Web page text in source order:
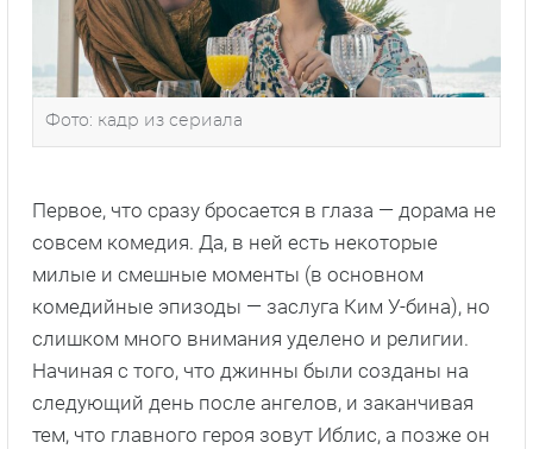
Фото: кадр из сериала
Первое, что сразу бросается в глаза — дорама не
совсем комедия. Да, в ней есть некоторые
милые и смешные моменты (в основном
комедийные эпизоды — заслуга Ким У-бина), но
слишком много внимания уделено и религии.
Начиная с того, что джинны были созданы на
следующий день после ангелов, и заканчивая
тем, что главного героя зовут Иблис, а позже он